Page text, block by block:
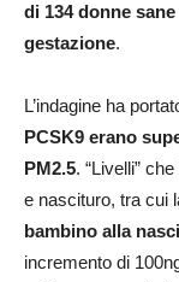
di 134 donne
gestazione.
L’indagine ha
PCSK9 erano
PM2.5. “Livelli”
e nascituro, tra cui
bambino alla
incremento di